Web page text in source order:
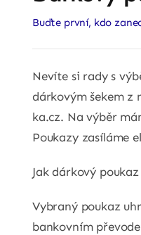
Buďte první, kdo
Nevíte si rady s
dárkovým šekem z
ka.cz. Na výběr
Poukazy zasíláme
Jak dárkový
Vybraný poukaz
bankovním